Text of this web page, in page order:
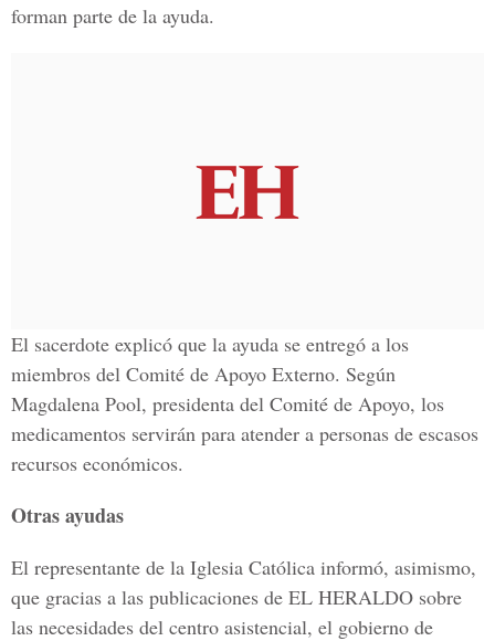
forman parte de la ayuda.
El sacerdote explicó que la ayuda se entregó a los
miembros del Comité de Apoyo Externo. Según
Magdalena Pool, presidenta del Comité de Apoyo, los
medicamentos servirán para atender a personas de escasos
recursos económicos.
Otras ayudas
El representante de la Iglesia Católica informó, asimismo,
que gracias a las publicaciones de EL HERALDO sobre
las necesidades del centro asistencial, el gobierno de